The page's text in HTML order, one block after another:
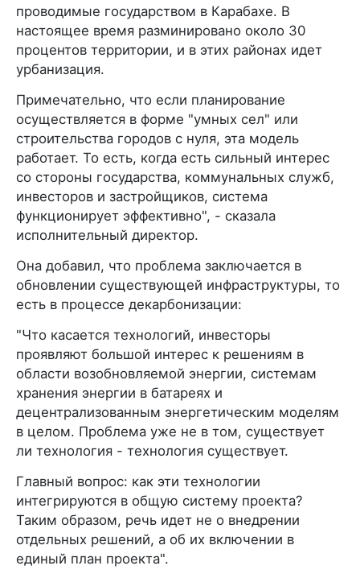
проводимые государством в Карабахе. В
настоящее время разминировано около 30
процентов территории, и в этих районах идет
урбанизация.
Примечательно, что если планирование
осуществляется в форме "умных сел" или
строительства городов с нуля, эта модель
работает. То есть, когда есть сильный интерес
со стороны государства, коммунальных служб,
инвесторов и застройщиков, система
функционирует эффективно", - сказала
исполнительный директор.
Она добавил, что проблема заключается в
обновлении существующей инфраструктуры, то
есть в процессе декарбонизации:
"Что касается технологий, инвесторы
проявляют большой интерес к решениям в
области возобновляемой энергии, системам
хранения энергии в батареях и
децентрализованным энергетическим моделям
в целом. Проблема уже не в том, существует
ли технология - технология существует.
Главный вопрос: как эти технологии
интегрируются в общую систему проекта?
Таким образом, речь идет не о внедрении
отдельных решений, а об их включении в
единый план проекта".